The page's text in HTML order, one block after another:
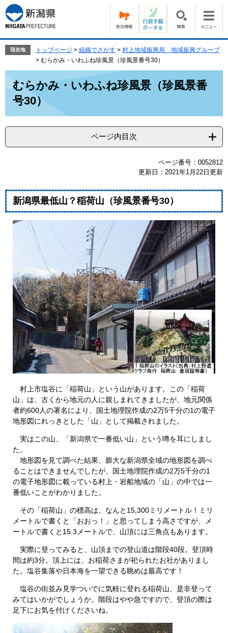
ー
ジ
の
で
ニ
ュ
ー
ば
現在地 トップページ > 組織でさがす > 村上地域振興局 地域振興グループ
> むらかみ・いわふね珍風景（珍風景番号30）
むらかみ・いわふね珍風景（珍風景番
号30）
ページ内目次
ページ番号：0052812
更新日：2021年1月22日更新
新潟県最低山？稲荷山（珍風景番号30）
村上市塩谷に「稲荷山」という山があります。この「稲荷
山」は、古くから地元の人に親しまれてきましたが、地元関係
者約600人の署名により、国土地理院作成の2万5千分の1の電子
地形図にれっきとした「山」として掲載されました。
実はこの山、「新潟県で一番低い山」という噂を耳にしまし
た。
地形図を見て調べた結果、膨大な新潟県全域の地形図を調べ
ることはできませんでしたが、国土地理院作成の2万5千分の1
の電子地形図に載っている村上・岩船地域の「山」の中では一
番低いことがわかりました。
その「稲荷山」の標高は、なんと15,300ミリメートル！ミリ
メートルで書くと「おおっ！」と思ってしまう高さですが、メ
ートルで書くと15.3メートルで、山頂には三角点もあります。
実際に登ってみると、山頂までの登山道は階段40段。登頂時
間は約3分。頂上には、お稲荷さまが祀られたお社がありまし
た。塩谷集落や日本海を一望できる眺めは最高です！
塩谷の街並み見学ついでに気軽に登れる稲荷山、是非登って
みてはいかがでしょうか。階段はやや急ですので、登頂の際は
足下にお気を付けくださいね。